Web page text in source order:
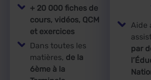
+ 20 000 fiches de
cours, vidéos, QCM
et exercices
Dans toutes les
matières, de la
6ème à la
Aide
par